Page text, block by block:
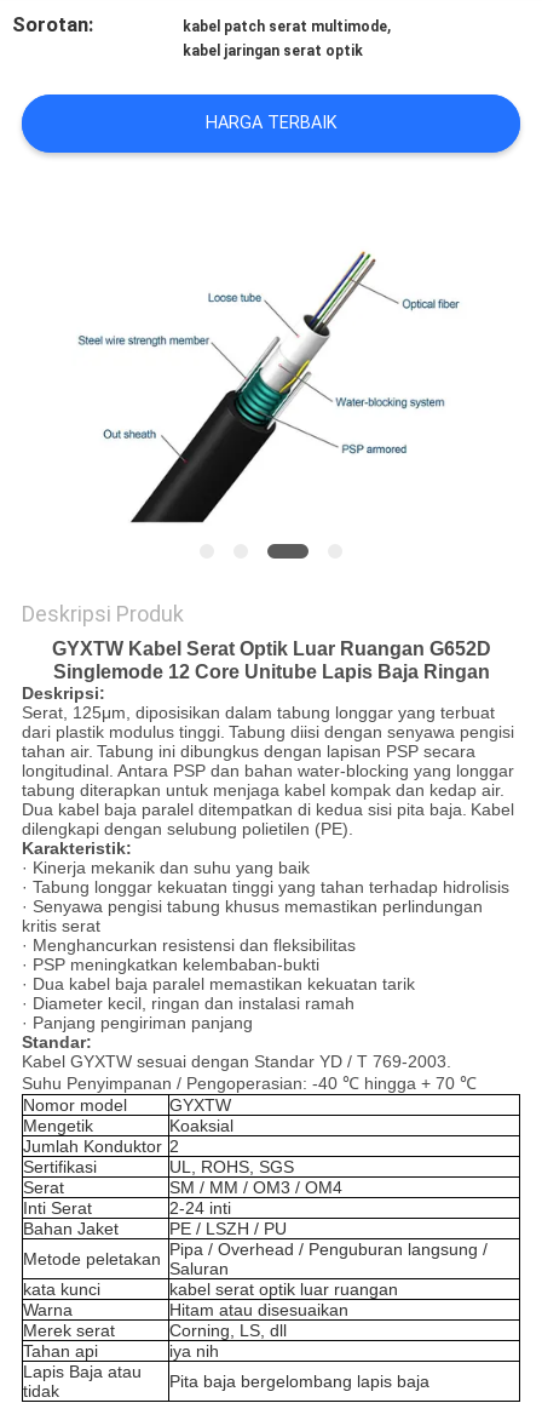
PRIVACY
Sorotan: kabel patch serat multimode,
kabel jaringan serat optik
HARGA TERBAIK
Deskripsi Produk
GYXTW Kabel Serat Optik Luar Ruangan G652D
Singlemode 12 Core Unitube Lapis Baja Ringan
Deskripsi:
Serat, 125μm, diposisikan dalam tabung longgar yang terbuat
dari plastik modulus tinggi. Tabung diisi dengan senyawa pengisi
tahan air. Tabung ini dibungkus dengan lapisan PSP secara
longitudinal. Antara PSP dan bahan water-blocking yang longgar
tabung diterapkan untuk menjaga kabel kompak dan kedap air.
Dua kabel baja paralel ditempatkan di kedua sisi pita baja. Kabel
dilengkapi dengan selubung polietilen (PE).
Karakteristik:
· Kinerja mekanik dan suhu yang baik
· Tabung longgar kekuatan tinggi yang tahan terhadap hidrolisis
· Senyawa pengisi tabung khusus memastikan perlindungan
kritis serat
· Menghancurkan resistensi dan fleksibilitas
· PSP meningkatkan kelembaban-bukti
· Dua kabel baja paralel memastikan kekuatan tarik
· Diameter kecil, ringan dan instalasi ramah
· Panjang pengiriman panjang
Standar:
Kabel GYXTW sesuai dengan Standar YD / T 769-2003.
Suhu Penyimpanan / Pengoperasian: -40 ℃ hingga + 70 ℃
Nomor model
GYXTW
Mengetik
Koaksial
Jumlah Konduktor 2
Sertifikasi
UL, ROHS, SGS
Serat
SM / MM / OM3 / OM4
Inti Serat
2-24 inti
Bahan Jaket
PE / LSZH / PU
Metode peletakan Pipa / Overhead / Penguburan langsung /
Saluran
kata kunci
kabel serat optik luar ruangan
Warna
Hitam atau disesuaikan
Merek serat
Corning, LS, dll
Tahan api
iya nih
Lapis Baja atau
tidak
Pita baja bergelombang lapis baja